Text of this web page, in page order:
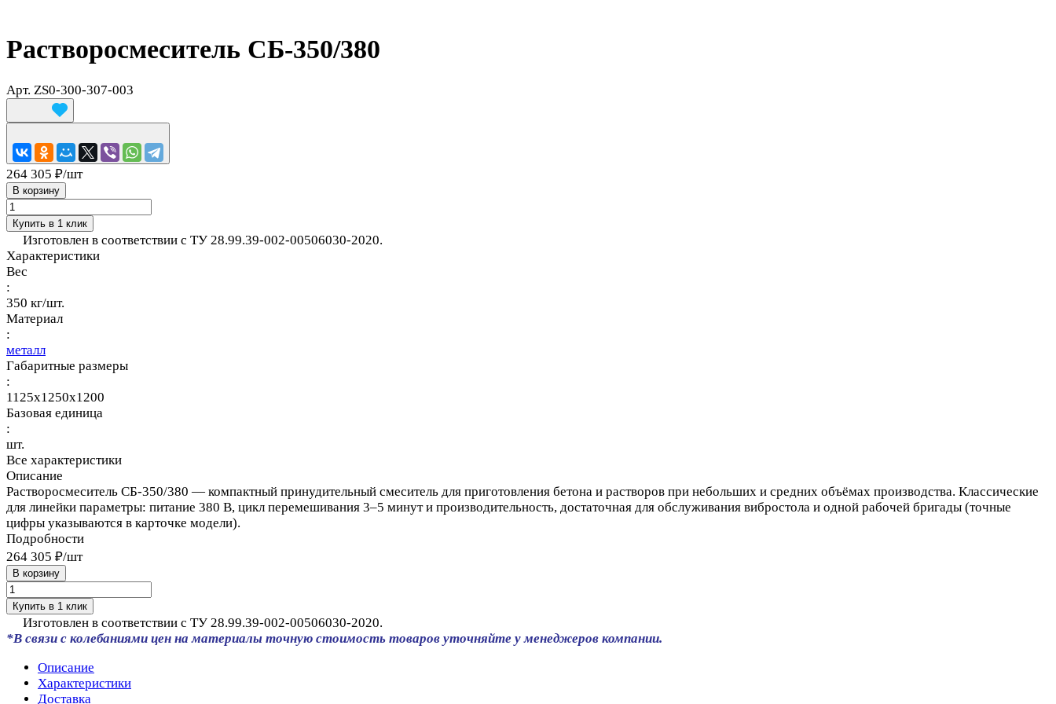
Растворосмеситель СБ-350/380
Арт. ZS0-300-307-003
264 305 ₽/шт
В корзину
Купить в 1 клик
Изготовлен в соответствии с ТУ 28.99.39-002-00506030-2020.
Характеристики
Вес
:
350 кг/шт.
Материал
:
металл
Габаритные размеры
:
1125x1250x1200
Базовая единица
:
шт.
Все характеристики
Описание
Растворосмеситель СБ‑350/380 — компактный принудительный смеситель для приготовления бетона и растворов при небольших и средних объёмах производства. Классические
для линейки параметры: питание 380 В, цикл перемешивания 3–5 минут и производительность, достаточная для обслуживания вибростола и одной рабочей бригады (точные
цифры указываются в карточке модели).
Подробности
264 305 ₽/шт
В корзину
Купить в 1 клик
Изготовлен в соответствии с ТУ 28.99.39-002-00506030-2020.
*В связи с колебаниями цен на материалы точную стоимость товаров уточняйте у менеджеров компании.
Описание
Характеристики
Доставка